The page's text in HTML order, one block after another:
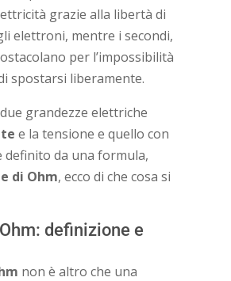
grazie alla libertà di
elettroni, mentre i secondi,
per l’impossibilità
spostarsi liberamente.
grandezze elettriche
e la tensione e quello con
definito da una formula,
di Ohm, ecco di che cosa si
definizione e
non è altro che una